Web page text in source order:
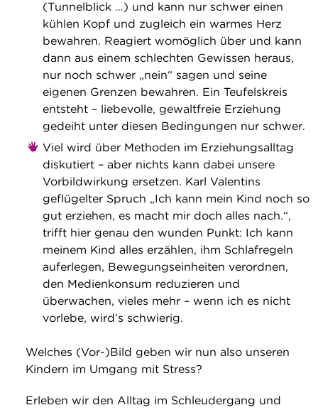
(Tunnelblick …) und kann nur schwer einen
kühlen Kopf und zugleich ein warmes Herz
bewahren. Reagiert womöglich über und kann
dann aus einem schlechten Gewissen heraus,
nur noch schwer „nein“ sagen und seine
eigenen Grenzen bewahren. Ein Teufelskreis
entsteht – liebevolle, gewaltfreie Erziehung
gedeiht unter diesen Bedingungen nur schwer.
Viel wird über Methoden im Erziehungsalltag
diskutiert – aber nichts kann dabei unsere
Vorbildwirkung ersetzen. Karl Valentins
geflügelter Spruch „Ich kann mein Kind noch so
gut erziehen, es macht mir doch alles nach.“,
trifft hier genau den wunden Punkt: Ich kann
meinem Kind alles erzählen, ihm Schlafregeln
auferlegen, Bewegungseinheiten verordnen,
den Medienkonsum reduzieren und
überwachen, vieles mehr – wenn ich es nicht
vorlebe, wird’s schwierig.
Welches (Vor-)Bild geben wir nun also unseren
Kindern im Umgang mit Stress?
Erleben wir den Alltag im Schleudergang und